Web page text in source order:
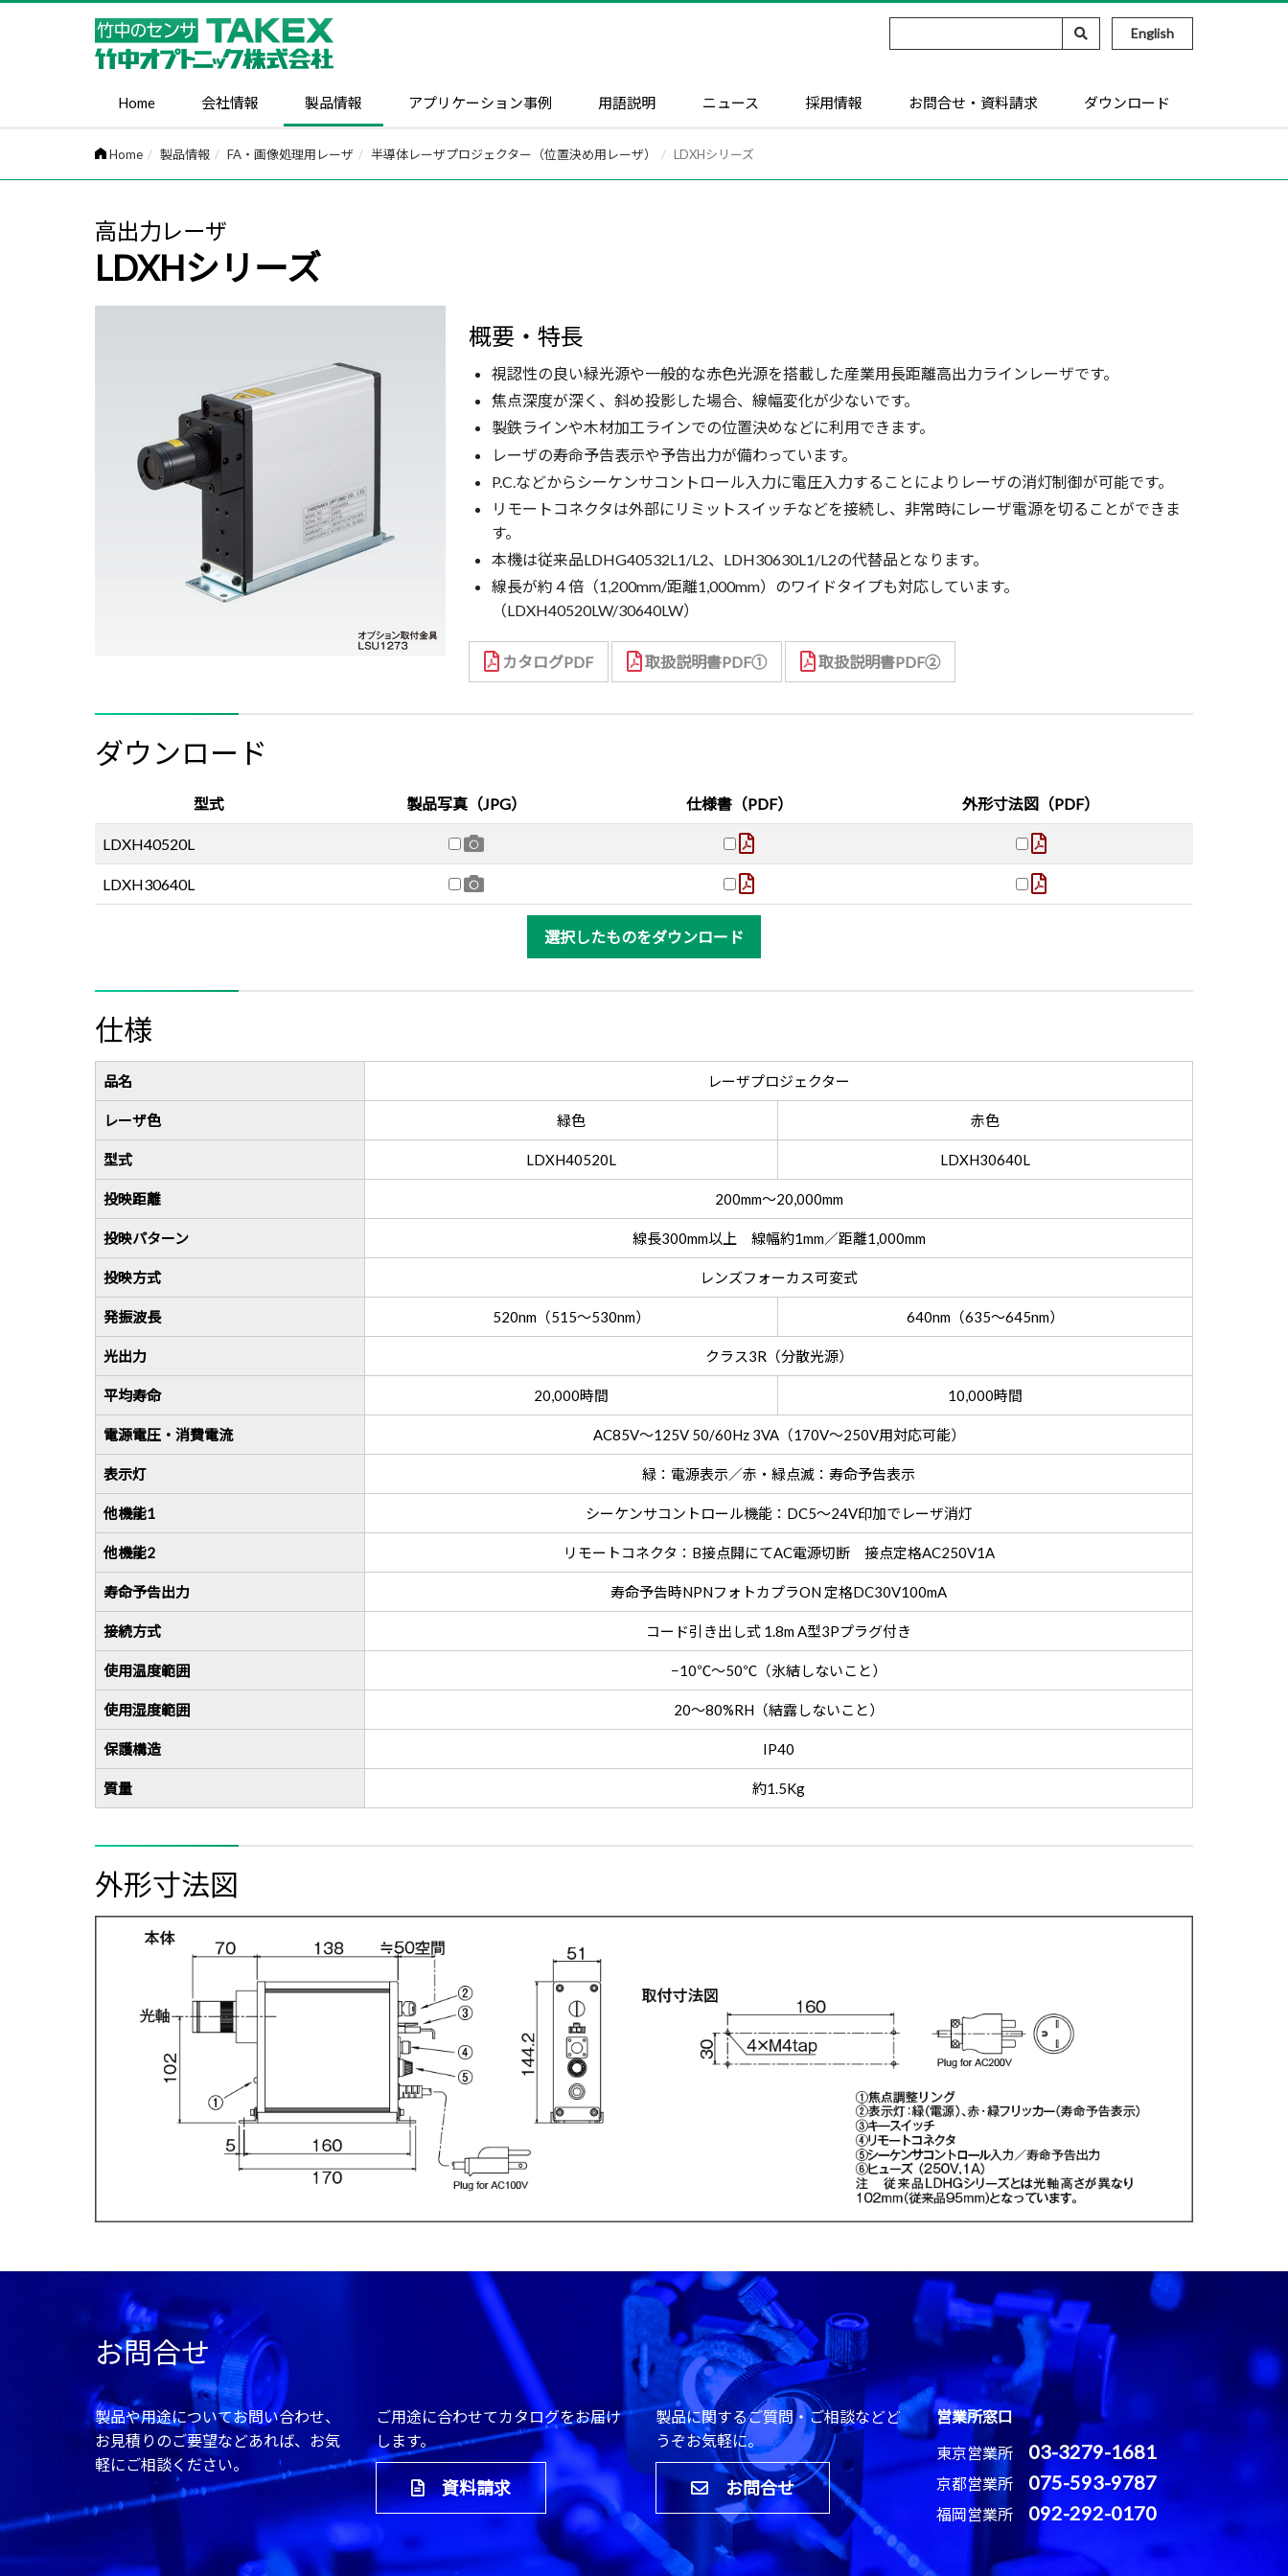
English
Home 会社情報 製品情報 アプリケーション事例 用語説明 ニュース 採用情報 お問合せ・資料請求 ダウンロード
Home 製品情報 FA・画像処理用レーザ 半導体レーザプロジェクター（位置決め用レーザ） LDXHシリーズ
高出力レーザ
LDXHシリーズ
概要・特長
視認性の良い緑光源や一般的な赤色光源を搭載した産業用長距離高出力ラインレーザです。
焦点深度が深く、斜め投影した場合、線幅変化が少ないです。
製鉄ラインや木材加工ラインでの位置決めなどに利用できます。
レーザの寿命予告表示や予告出力が備わっています。
P.C.などからシーケンサコントロール入力に電圧入力することによりレーザの消灯制御が可能です。
リモートコネクタは外部にリミットスイッチなどを接続し、非常時にレーザ電源を切ることができま
す。
本機は従来品LDHG40532L1/L2、LDH30630L1/L2の代替品となります。
線長が約４倍（1,200mm/距離1,000mm）のワイドタイプも対応しています。
（LDXH40520LW/30640LW）
カタログPDF 取扱説明書PDF① 取扱説明書PDF②
ダウンロード
型式 製品写真（JPG） 仕様書（PDF） 外形寸法図（PDF）
LDXH40520L
LDXH30640L
選択したものをダウンロード
仕様
品名 レーザプロジェクター
レーザ色 緑色 赤色
型式 LDXH40520L LDXH30640L
投映距離 200mm～20,000mm
投映パターン 線長300mm以上 線幅約1mm／距離1,000mm
投映方式 レンズフォーカス可変式
発振波長 520nm（515～530nm） 640nm（635～645nm）
光出力 クラス3R（分散光源）
平均寿命 20,000時間 10,000時間
電源電圧・消費電流 AC85V～125V 50/60Hz 3VA（170V～250V用対応可能）
表示灯 緑：電源表示／赤・緑点滅：寿命予告表示
他機能1 シーケンサコントロール機能：DC5～24V印加でレーザ消灯
他機能2 リモートコネクタ：B接点開にてAC電源切断 接点定格AC250V1A
寿命予告出力 寿命予告時NPNフォトカプラON 定格DC30V100mA
接続方式 コード引き出し式 1.8m A型3Pプラグ付き
使用温度範囲 −10℃～50℃（氷結しないこと）
使用湿度範囲 20～80%RH（結露しないこと）
保護構造 IP40
質量 約1.5Kg
外形寸法図
お問合せ
製品や用途についてお問い合わせ、
お見積りのご要望などあれば、お気
軽にご相談ください。
ご用途に合わせてカタログをお届け
します。
資料請求
製品に関するご質問・ご相談などど
うぞお気軽に。
お問合せ
営業所窓口
東京営業所 03-3279-1681
京都営業所 075-593-9787
福岡営業所 092-292-0170